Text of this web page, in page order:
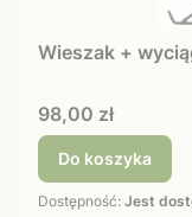
Wieszak +
Cena
98,00 zł
Do koszyka
Dostępność: Jest